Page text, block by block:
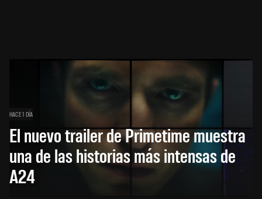
HACE 1 DÍA
El nuevo trailer de Primetime muestra
una de las historias más intensas de
A24